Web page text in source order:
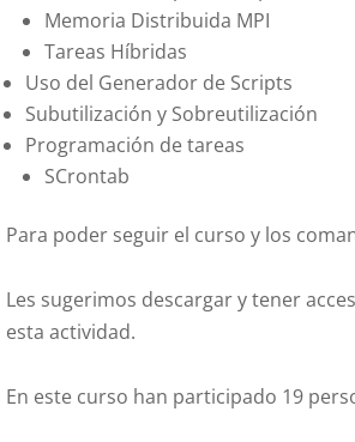
Memoria Distribuida MPI
Tareas Híbridas
Uso del Generador de Scripts
Subutilización y Sobreutilización
Programación de tareas
SCrontab
Para poder seguir el curso y los
Les sugerimos descargar y tener
esta actividad.
En este curso han participado 19